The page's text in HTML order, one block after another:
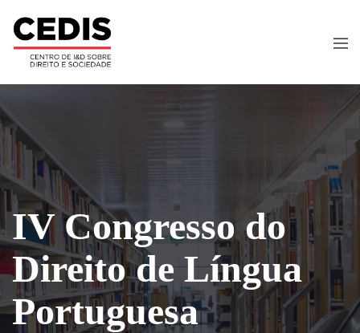
IV Congresso do
Direito de Língua
Portuguesa